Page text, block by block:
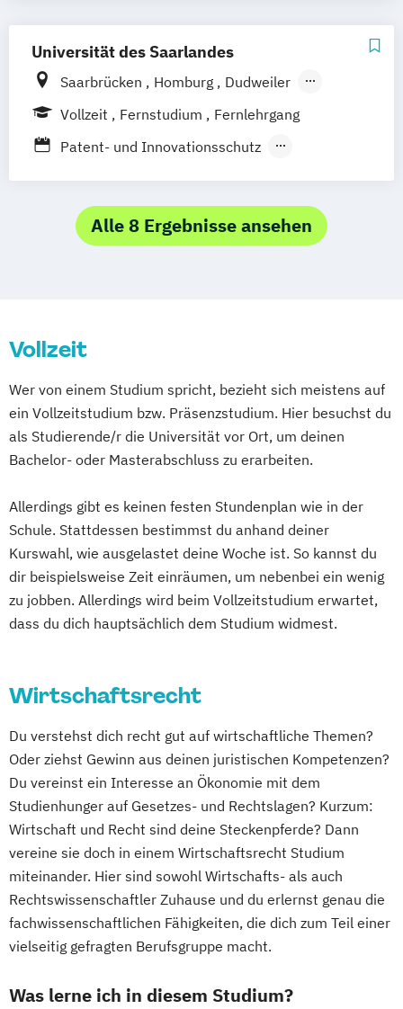
Universität des Saarlandes
Saarbrücken Homburg
Dudweiler
in Kooperation mit der TU Kaiserslautern
Vollzeit Fernstudium
Fernlehrgang
Patent- und Innovationsschutz
Wirtschaft und Recht
Wirtschaft und Recht
Alle 8 Ergebnisse ansehen
Vollzeit
Wer von einem Studium spricht, bezieht sich meistens auf
ein Vollzeitstudium bzw. Präsenzstudium. Hier besuchst du
als Studierende/r die Universität vor Ort, um deinen
Bachelor- oder Masterabschluss zu erarbeiten.
Allerdings gibt es keinen festen Stundenplan wie in der
Schule. Stattdessen bestimmst du anhand deiner
Kurswahl, wie ausgelastet deine Woche ist. So kannst du
dir beispielsweise Zeit einräumen, um nebenbei ein wenig
zu jobben. Allerdings wird beim Vollzeitstudium erwartet,
dass du dich hauptsächlich dem Studium widmest.
Wirtschaftsrecht
Du verstehst dich recht gut auf wirtschaftliche Themen?
Oder ziehst Gewinn aus deinen juristischen Kompetenzen?
Du vereinst ein Interesse an Ökonomie mit dem
Studienhunger auf Gesetzes- und Rechtslagen? Kurzum:
Wirtschaft und Recht sind deine Steckenpferde? Dann
vereine sie doch in einem Wirtschaftsrecht Studium
miteinander. Hier sind sowohl Wirtschafts- als auch
Rechtswissenschaftler Zuhause und du erlernst genau die
fachwissenschaftlichen Fähigkeiten, die dich zum Teil einer
vielseitig gefragten Berufsgruppe macht.
Was lerne ich in diesem Studium?